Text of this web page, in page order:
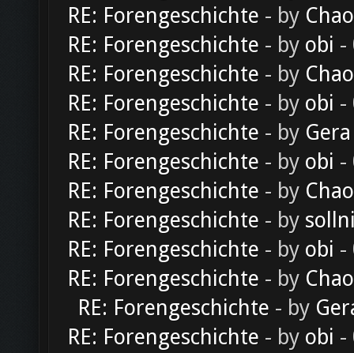
RE: Forengeschichte - by
RE: Forengeschichte - by obi -
RE: Forengeschichte - by
RE: Forengeschichte - by obi -
RE: Forengeschichte - by Gera
RE: Forengeschichte - by obi -
RE: Forengeschichte - by
RE: Forengeschichte - by
RE: Forengeschichte - by obi -
RE: Forengeschichte - by
RE: Forengeschichte - by
RE: Forengeschichte - by obi -